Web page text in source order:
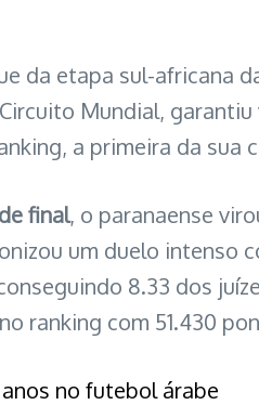
da etapa sul-africana
Mundial,
a primeira da sua
final, o paranaense
um duelo intenso
8.33 dos
ranking com 51.430
no futebol árabe